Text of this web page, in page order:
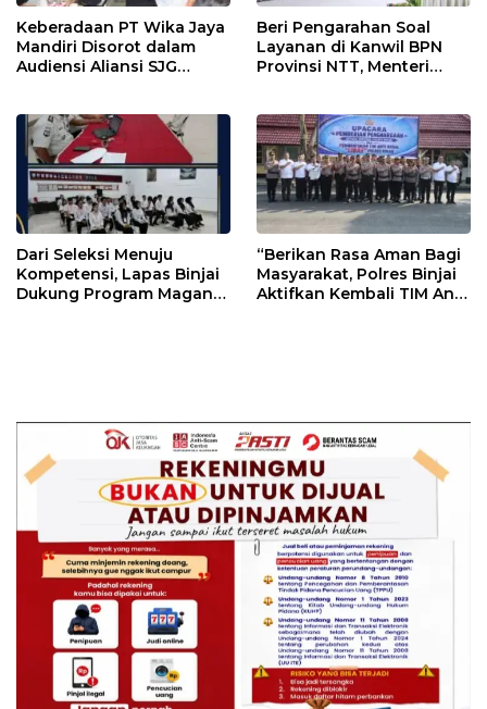
Keberadaan PT Wika Jaya
Mandiri Disorot dalam
Audiensi Aliansi SJG
Beri Pengarahan Soal
Layanan di Kanwil BPN
Provinsi NTT, Menteri
Dari Seleksi Menuju
Kompetensi, Lapas Binjai
Dukung Program Magang
“Berikan Rasa Aman Bagi
Masyarakat, Polres Binjai
Aktifkan Kembali TIM Anti